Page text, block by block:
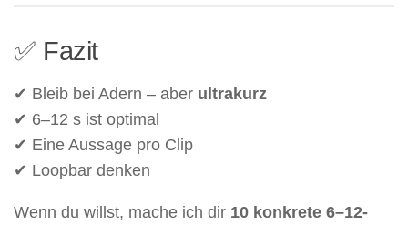
✅ Fazit
✔ Bleib bei Adern – aber ultrakurz
✔ 6–12 s ist optimal
✔ Eine Aussage pro Clip
✔ Loopbar denken
Wenn du willst, mache ich dir 10 konkrete 6–12-